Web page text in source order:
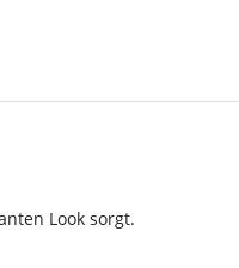
Look sorgt.